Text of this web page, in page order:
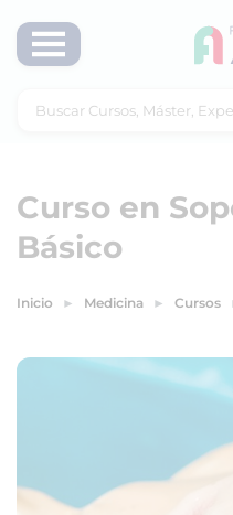
Curso en
Básico
Inicio Medicina Cursos